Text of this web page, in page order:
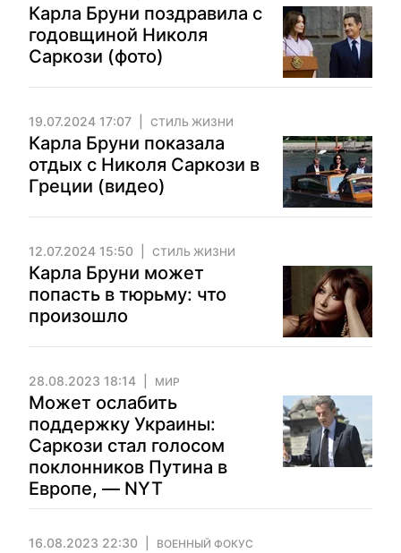
Карла Бруни поздравила с
годовщиной Николя
Саркози (фото)
19.07.2024 17:07 СТИЛЬ ЖИЗНИ
Карла Бруни показала
отдых с Николя Саркози в
Греции (видео)
12.07.2024 15:50 СТИЛЬ ЖИЗНИ
Карла Бруни может
попасть в тюрьму: что
произошло
28.08.2023 18:14 МИР
Может ослабить
поддержку Украины:
Саркози стал голосом
поклонников Путина в
Европе, — NYT
16.08.2023 22:30 ВОЕННЫЙ ФОКУС